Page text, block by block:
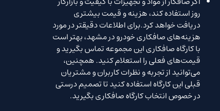
روز استفاده کند، هزینه و قیمت بیشتری
دریافت خواهد کرد.برای اطلاعات دقیقتر در مورد
هزینه‌های صافکاری خودرو در مشهد، بهتر است
با کارگاه‌ صافکاری این مجموعه تماس بگیرید و
قیمت‌های فعلی را استعلام کنید. همچنین،
می‌توانید از تجربه و نظرات کاربران و مشتریان
قبلی این کارگاه‌ استفاده کنید تا تصمیم درستی
در خصوص انتخاب کارگاه صافکاری بگیرید.